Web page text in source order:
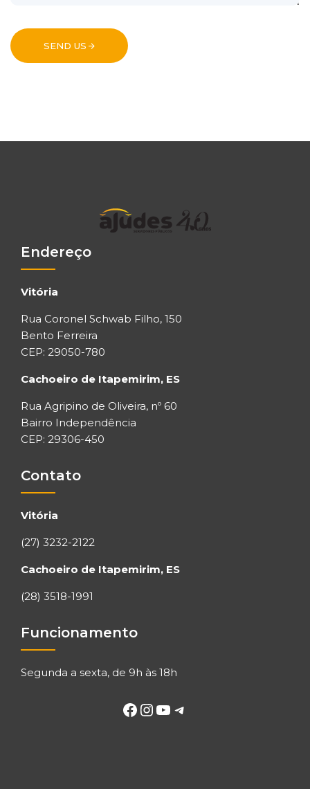
Endereço
Vitória
Rua Coronel Schwab Filho, 150
Bento Ferreira
CEP: 29050-780
Cachoeiro de Itapemirim, ES
Rua Agripino de Oliveira, nº 60
Bairro Independência
CEP: 29306-450
Contato
Vitória
(27) 3232-2122
Cachoeiro de Itapemirim, ES
(28) 3518-1991
Funcionamento
Segunda a sexta, de 9h às 18h